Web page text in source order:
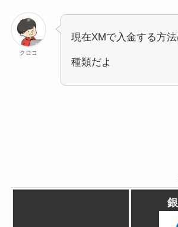
XM入金方法：Apple Pay(ア
Apple Payの特徴
【FAQ】XMTradingのおす
XMアプリからでも入金
XMではリアル口座の有効
クロコ
現在XMで入金する方
種類だよ